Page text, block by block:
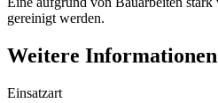
gereinigt werden.
Weitere Informationen
Einsatzart